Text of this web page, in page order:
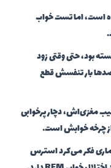
است، اما تست خواب
بود، حتی وقتی زود
بار تنفسش قطع
مغزی‌اش، دچار پرخوابی
چرخه خوابش است.
فکر می‌کرد استرس